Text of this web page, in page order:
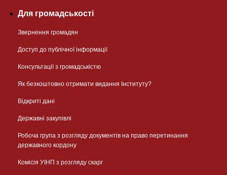
Для громадськості
Звернення громадян
Доступ до публічної інформації
Консультації з громадськістю
Як безкоштовно отримати видання Інституту?
Відкриті дані
Державні закупівлі
Робоча група з розгляду документів на право перетинання
державного кордону
Комісія УІНП з розгляду скарг